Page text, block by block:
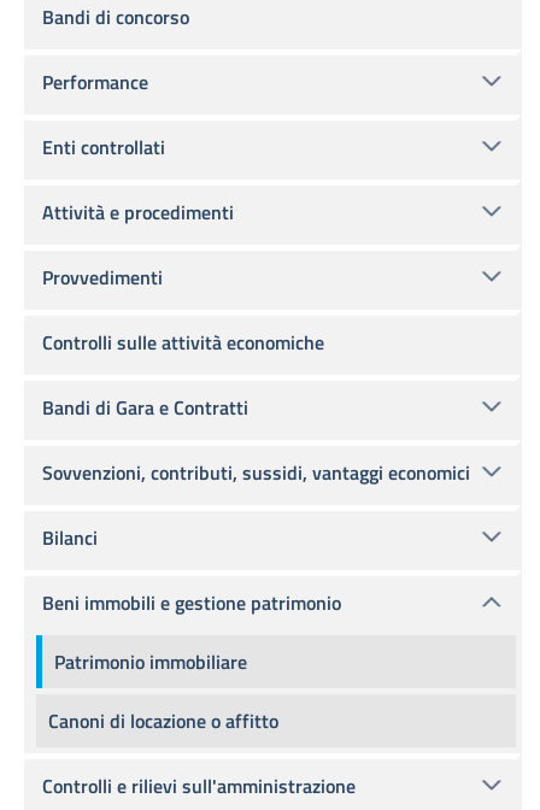
Bandi di concorso
Performance
Enti controllati
Attività e procedimenti
Provvedimenti
Controlli sulle attività economiche
Bandi di Gara e Contratti
Sovvenzioni, contributi, sussidi, vantaggi economici
Bilanci
Beni immobili e gestione patrimonio
Patrimonio immobiliare
Canoni di locazione o affitto
Controlli e rilievi sull'amministrazione